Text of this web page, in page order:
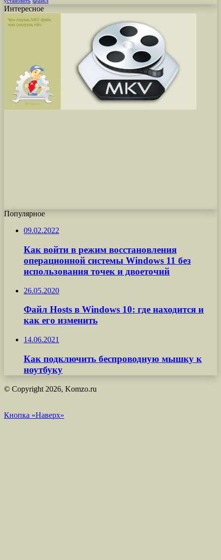
Интересное
Популярное
09.02.2022
Как войти в режим восстановления
операционной системы Windows 11 без
использования точек и двоеточий
26.05.2020
Файл Hosts в Windows 10: где находится и
как его изменить
14.06.2021
Как подключить беспроводную мышку к
ноутбуку
© Copyright 2026, Komzo.ru
Кнопка «Наверх»